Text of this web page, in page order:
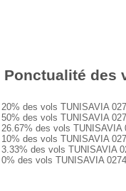
Ponctualité des
20% des vols TUNISAVIA
50% des vols TUNISAVIA
26.67% des vols TUNISAVIA
10% des vols TUNISAVIA
3.33% des vols TUNISAVIA
0% des vols TUNISAVIA